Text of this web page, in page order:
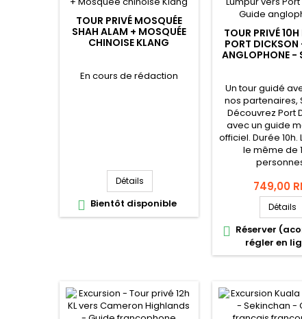
TOUR PRIVÉ MOSQUÉE
SHAH ALAM + MOSQUÉE
CHINOISE KLANG
En cours de rédaction
Détails
 Bientôt disponible
TOUR PRIVÉ 10H
PORT DICKSON
ANGLOPHONE -
Un tour guidé
nos partenaires,
Découvrez Port
avec un guide
officiel. Durée 10h.
le même de
749,00
Détails
 Réserver
régler en